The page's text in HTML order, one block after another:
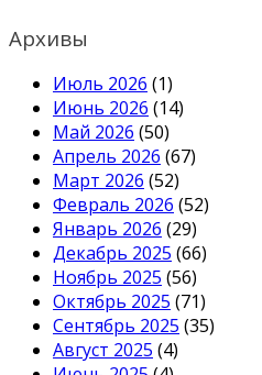
Архивы
Июль 2026 (1)
Июнь 2026 (14)
Май 2026 (50)
Апрель 2026 (67)
Март 2026 (52)
Февраль 2026 (52)
Январь 2026 (29)
Декабрь 2025 (66)
Ноябрь 2025 (56)
Октябрь 2025 (71)
Сентябрь 2025 (35)
Август 2025 (4)